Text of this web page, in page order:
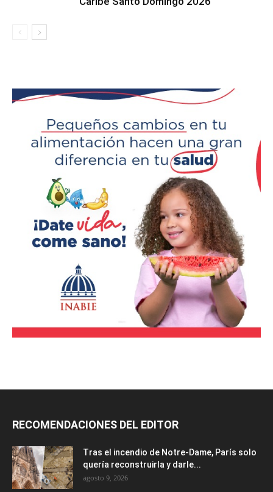
RECOMENDACIONES DEL EDITOR
Tras el incendio de Notre-Dame, París solo
quería reconstruirla y darle...
agosto 9, 2026